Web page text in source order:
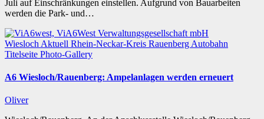
Juli auf Einschränkungen einstellen. Aufgrund von Bauarbeiten
werden die Park- und…
Wiesloch Aktuell Rhein-Neckar-Kreis Rauenberg Autobahn
Titelseite Photo-Gallery
A6 Wiesloch/Rauenberg: Ampelanlagen werden erneuert
Oliver